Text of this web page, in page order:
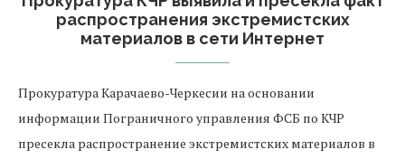
распространения экстремистских
материалов в сети Интернет
Прокуратура Карачаево-Черкесии на основании
информации Пограничного управления ФСБ по КЧР
пресекла распространение экстремистских материалов в